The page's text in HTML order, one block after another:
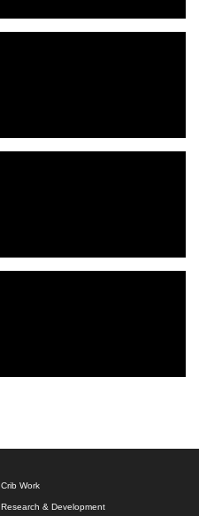
Crib Work
Research & Development